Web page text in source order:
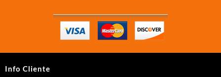
página
de
producto
Info Cliente